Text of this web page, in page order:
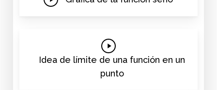
Play
Video
Idea de límite de una función en un
punto